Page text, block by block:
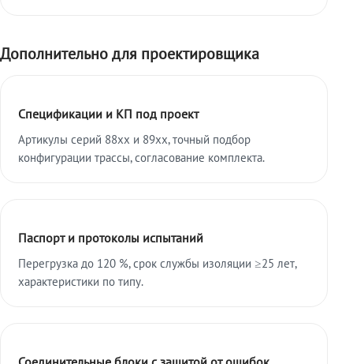
Дополнительно для проектировщика
Спецификации и КП под проект
Артикулы серий 88xx и 89xx, точный подбор
конфигурации трассы, согласование комплекта.
Паспорт и протоколы испытаний
Перегрузка до 120 %, срок службы изоляции ≥25 лет,
характеристики по типу.